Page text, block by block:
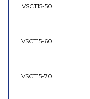
VSCT15-50
VSCT15-60
VSCT15-70